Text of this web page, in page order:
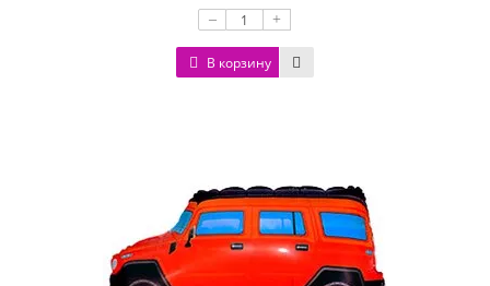
– +
В корзину